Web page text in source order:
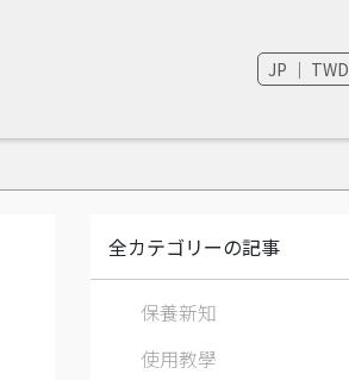
JP ｜ TWD
全カテゴリーの記事
保養新知
使用教學